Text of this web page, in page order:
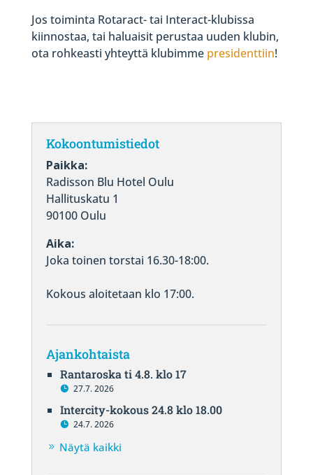
Jos toiminta Rotaract- tai Interact-klubissa
kiinnostaa, tai haluaisit perustaa uuden klubin,
ota rohkeasti yhteyttä klubimme presidenttiin!
Kokoontumistiedot
Paikka:
Radisson Blu Hotel Oulu
Hallituskatu 1
90100 Oulu
Aika:
Joka toinen torstai 16.30-18:00.
Kokous aloitetaan klo 17:00.
Ajankohtaista
Rantaroska ti 4.8. klo 17
27.7. 2026
Intercity-kokous 24.8 klo 18.00
24.7. 2026
Näytä kaikki